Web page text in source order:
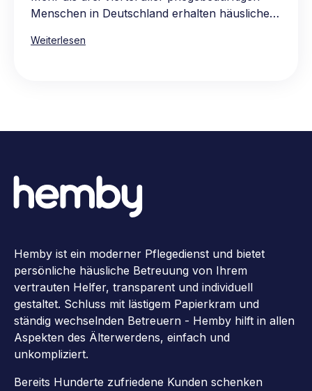
Menschen in Deutschland erhalten häusliche
Wänden. Die Hauptgründe für die Präferenz
Die Pflege zu Hause ist oft auch die
Weiterlesen
Hemby ist ein moderner Pflegedienst und bietet
persönliche häusliche Betreuung von Ihrem
vertrauten Helfer, transparent und individuell
gestaltet. Schluss mit lästigem Papierkram und
ständig wechselnden Betreuern - Hemby hilft in allen
Aspekten des Älterwerdens, einfach und
unkompliziert.
Bereits Hunderte zufriedene Kunden schenken